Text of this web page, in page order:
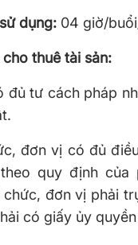
dụng: 04 giờ/
thuê tài sản:
đủ tư cách pháp
đơn vị có đủ
quy định của
đơn vị phải
có giấy ủy